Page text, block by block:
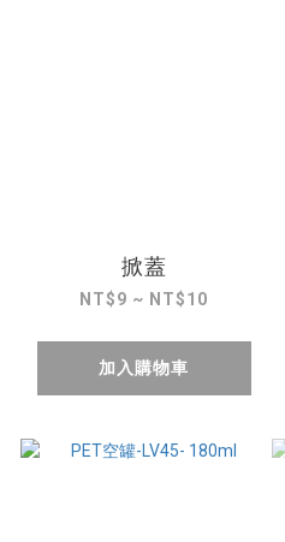
掀蓋
NT$9 ~ NT$10
加入購物車